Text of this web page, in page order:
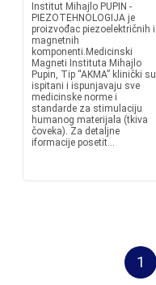
Institut Mihajlo PUPIN -
PIEZOTEHNOLOGIJA je
proizvođac piezoelektričnih i
magnetnih
komponenti.Medicinski
Magneti Instituta Mihajlo
Pupin, Tip “AKMA” klinički su
ispitani i ispunjavaju sve
medicinske norme i
standarde za stimulaciju
humanog materijala (tkiva
čoveka). Za detaljne
iformacije posetit...
1